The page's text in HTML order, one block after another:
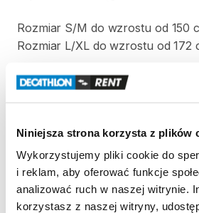
Niniejsza strona korzysta z plików
Wykorzystujemy pliki cookie do
i reklam, aby oferować funkcje
analizować ruch w naszej witrynie.
korzystasz z naszej witryny,
Rozmiar S​/​M do wzrostu od 150
Rozmiar L​/​XL do wzrostu od 172
Strona produktu w sklepie
Zasady wypożyczenia
REGULAMIN